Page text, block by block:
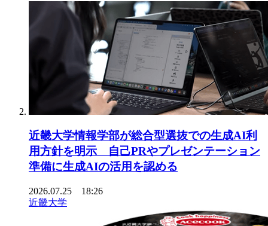
近畿大学情報学部が総合型選抜での生成AI利
用方針を明示 自己PRやプレゼンテーション
準備に生成AIの活用を認める
2026.07.25 18:26
近畿大学